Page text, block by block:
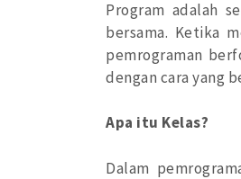
Program adalah
bersama. Ketika
pemrograman
dengan cara yang
Apa itu Kelas?
Dalam